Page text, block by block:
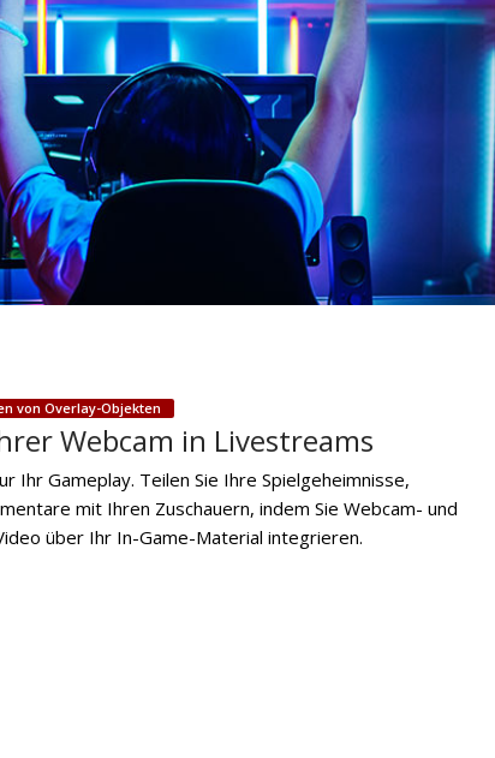
von Overlay-Objekten
Webcam in Livestreams
Ihr Gameplay. Teilen Sie Ihre Spielgeheimnisse,
mit Ihren Zuschauern, indem Sie Webcam- und
über Ihr In-Game-Material integrieren.